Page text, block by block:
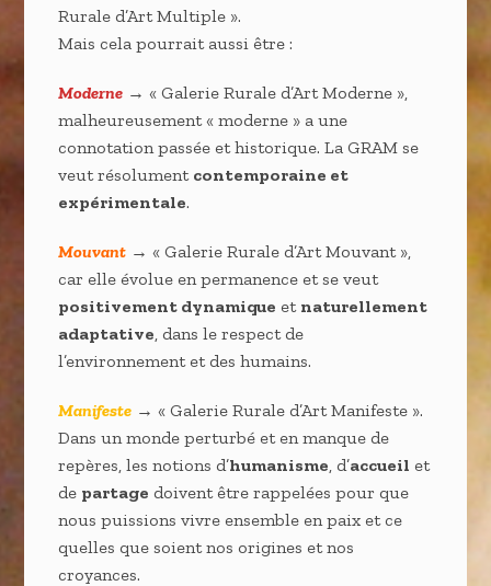
Rurale d’Art Multiple ».
Mais cela pourrait aussi être :
Moderne → « Galerie Rurale d’Art Moderne »,
malheureusement « moderne » a une
connotation passée et historique. La GRAM se
veut résolument contemporaine et
expérimentale.
Mouvant → « Galerie Rurale d’Art Mouvant »,
car elle évolue en permanence et se veut
positivement dynamique et naturellement
adaptative, dans le respect de
l’environnement et des humains.
Manifeste → « Galerie Rurale d’Art Manifeste ».
Dans un monde perturbé et en manque de
repères, les notions d’humanisme, d’accueil et
de partage doivent être rappelées pour que
nous puissions vivre ensemble en paix et ce
quelles que soient nos origines et nos
croyances.